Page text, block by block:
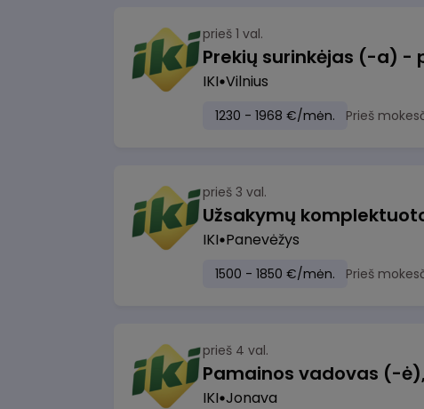
prieš 1 val.
IKI Vilnius
1230 - 1968 €/mėn. Prieš
prieš 3 val.
IKI Panevėžys
1500 - 1850 €/mėn. Prieš
prieš 4 val.
IKI Jonava